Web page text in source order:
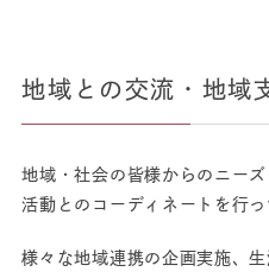
地域との交流・地域
地域・社会の皆様からのニー
活動とのコーディネートを行っ
様々な地域連携の企画実施、